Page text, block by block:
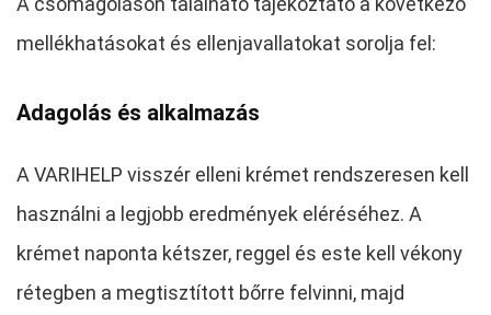
mellékhatásokat és ellenjavallatokat sorolja fel:
Adagolás és alkalmazás
A VARIHELP visszér elleni krémet rendszeresen kell
használni a legjobb eredmények eléréséhez. A
krémet naponta kétszer, reggel és este kell vékony
rétegben a megtisztított bőrre felvinni, majd